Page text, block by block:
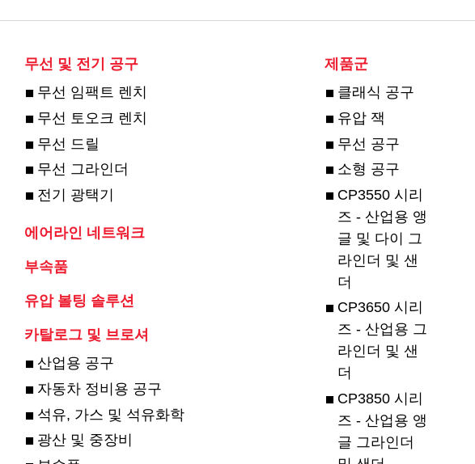
무선 및 전기 공구
무선 임팩트 렌치
무선 토오크 렌치
무선 드릴
무선 그라인더
전기 광택기
에어라인 네트워크
부속품
유압 볼팅 솔루션
카탈로그 및 브로셔
산업용 공구
자동차 정비용 공구
석유, 가스 및 석유화학
광산 및 중장비
제품군
클래식 공구
유압 잭
무선 공구
소형 공구
CP3550 시리
즈 - 산업용 앵
글 및 다이 그
라인더 및 샌
더
CP3650 시리
즈 - 산업용 그
라인더 및 샌
더
CP3850 시리
즈 - 산업용 앵
글 그라인더